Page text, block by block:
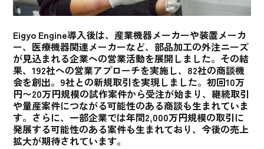
Eigyo Engine導入後は、産業機器メーカーや装置メーカ
ー、医療機器関連メーカーなど、部品加工の外注ニーズ
が見込まれる企業への営業活動を展開しました。その結
果、192社への営業アプローチを実施し、82社の商談機
会を創出。9社との新規取引を実現しました。初回10万
円〜20万円規模の試作案件から受注が始まり、継続取引
や量産案件につながる可能性のある商談も生まれていま
す。さらに、 一部企業では年間2,000万円規模の取引に
発展する可能性のある案件も生まれており、今後の売上
拡大が期待されています。